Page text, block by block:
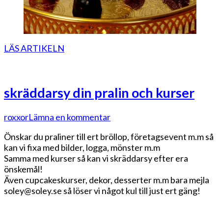
LÄS ARTIKELN
skräddarsy din pralin och kurser
roxxorLämna en kommentarpå
din
pralin
och
Önskar du praliner till ert bröllop, företagsevent m.m så
kan vi fixa med bilder, logga, mönster m.m
Samma med kurser så kan vi skräddarsy efter era
önskemål!
Även cupcakeskurser, dekor, desserter m.m bara mejla
soley@soley.se så löser vi något kul till just ert gäng!